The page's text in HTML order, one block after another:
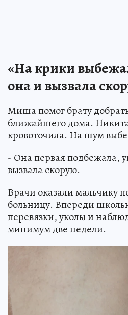
«На крики
она и вызвала
Миша помог брату
ближайшего дома.
кровоточила. На шум
- Она первая подбежала,
вызвала скорую.
Врачи оказали мальчику
больницу. Впереди
перевязки, уколы и
минимум две недели.